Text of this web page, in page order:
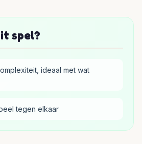
spel?
ideaal met wat
tegen elkaar